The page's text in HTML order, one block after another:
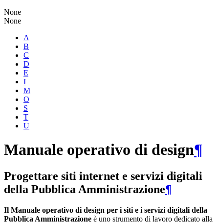
None
None
A
B
C
D
E
I
M
O
S
T
U
Manuale operativo di design¶
Progettare siti internet e servizi digitali
della Pubblica Amministrazione¶
Il Manuale operativo di design per i siti e i servizi digitali della
Pubblica Amministrazione è uno strumento di lavoro dedicato alla